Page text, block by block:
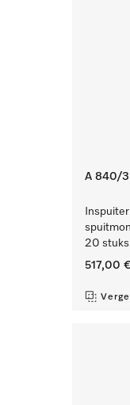
A 840/3
20
517,00